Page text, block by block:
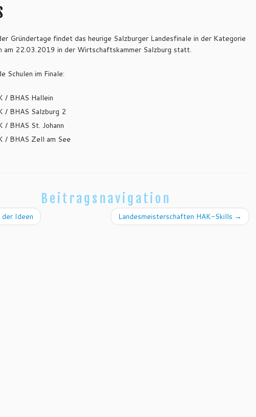
Gründertage findet das heurige Salzburger Landesfinale in der Kategorie
am 22.03.2019 in der Wirtschaftskammer Salzburg statt.
Schulen im Finale:
/ BHAS Hallein
/ BHAS Salzburg 2
/ BHAS St. Johann
/ BHAS Zell am See
Beitragsnavigation
der Ideen Landesmeisterschaften HAK-Skills →